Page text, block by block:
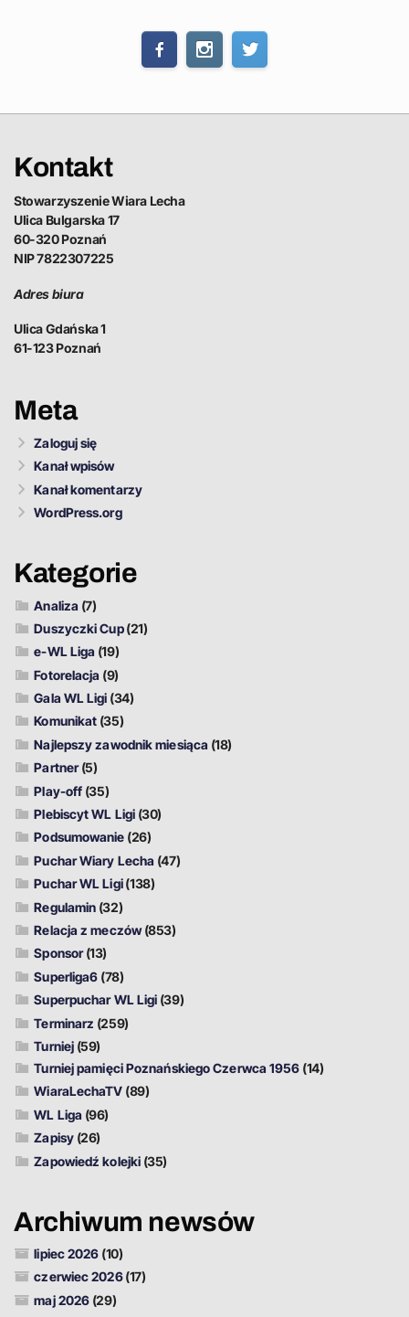
Kontakt
Stowarzyszenie Wiara Lecha
Ulica Bulgarska 17
60-320 Poznań
NIP 7822307225
Adres biura
Ulica Gdańska 1
61-123 Poznań
Meta
Zaloguj się
Kanał wpisów
Kanał komentarzy
WordPress.org
Kategorie
Analiza (7)
Duszyczki Cup(21)
e-WL Liga (19)
Fotorelacja (9)
Gala WL Ligi (34)
Komunikat (35)
Najlepszy zawodnik miesiąca (18)
Partner(5)
Play-off (35)
Plebiscyt WL Ligi (30)
Podsumowanie (26)
Puchar Wiary Lecha (47)
Puchar WL Ligi(138)
Regulamin (32)
Relacja z meczów(853)
Sponsor(13)
Superliga6 (78)
Superpuchar WL Ligi (39)
Terminarz (259)
Turniej (59)
Turniej pamięci Poznańskiego Czerwca 1956 (14)
WiaraLechaTV (89)
WL Liga (96)
Zapisy(26)
Zapowiedź kolejki (35)
Archiwum newsów
lipiec 2026 (10)
czerwiec 2026(17)
maj 2026 (29)